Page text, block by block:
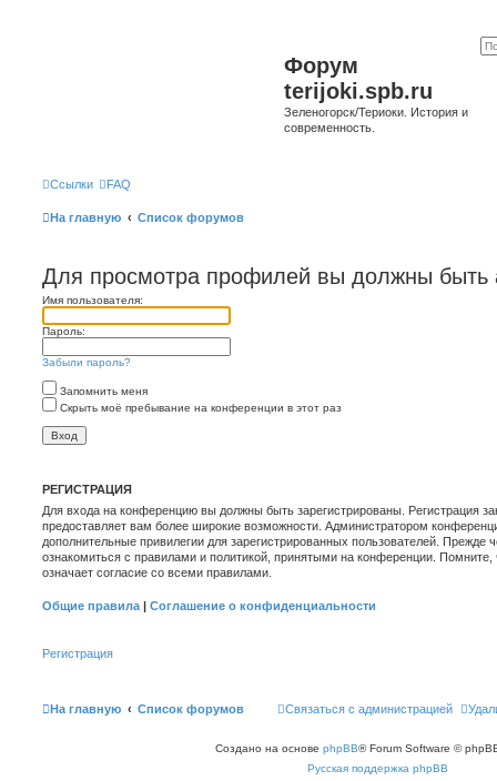
Форум
terijoki.spb.ru
Зеленогорск/Териоки. История и
современность.
Ссылки FAQ
На главную Список форумов
Для просмотра профилей вы должны быть
Имя пользователя:
Пароль:
Забыли пароль?
Запомнить меня
Скрыть моё пребывание на конференции в этот раз
РЕГИСТРАЦИЯ
Для входа на конференцию вы должны быть зарегистрированы. Регистрация
предоставляет вам более широкие возможности. Администратором
дополнительные привилегии для зарегистрированных пользователей. Прежде
ознакомиться с правилами и политикой, принятыми на конференции.
означает согласие со всеми правилами.
Общие правила | Соглашение о конфиденциальности
Регистрация
На главную Список форумов Связаться с администрацией
Создано на основе phpBB® Forum Software ©
Русская поддержка phpBB